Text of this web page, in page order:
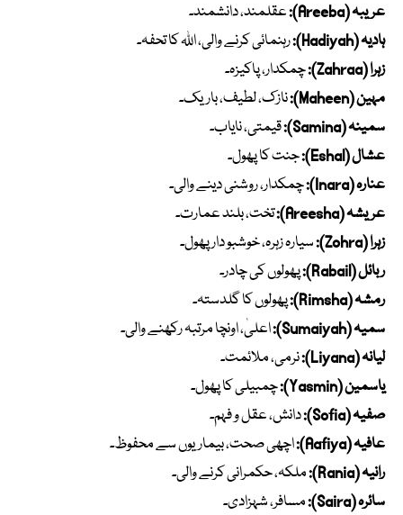
عریبہ (Areeba):
عقلمند، دانشمند۔
ہادیہ (Hadiyah):
رہنمائی کرنے والی، اللہ کا تحفہ۔
زہرا (Zahraa):
چمکدار، پاکیزہ۔
مہین (Maheen):
نازک، لطیف، باریک۔
سمینہ (Samina):
قیمتی، نایاب۔
عشال (Eshal):
جنت کا پھول۔
عنارہ (Inara):
چمکدار، روشنی دینے والی۔
عریشہ (Areesha):
تخت، بلند عمارت۔
زہرا (Zohra):
سیارہ زہرہ، خوشبو دار پھول۔
ربائل (Rabail):
پھولوں کی چادر۔
رمشہ (Rimsha):
پھولوں کا گلدستہ۔
سمیہ (Sumaiyah):
اعلیٰ، اونچا مرتبہ رکھنے والی۔
لیانہ (Liyana):
نرمی، ملائمت۔
یاسمین (Yasmin):
چمبیلی کا پھول۔
صفیہ (Sofia):
دانش، عقل و فہم۔
عافیہ (Aafiya):
اچھی صحت، بیماریوں سے محفوظ۔
رانیہ (Rania):
ملکہ، حکمرانی کرنے والی۔
سائرہ (Saira):
مسافر، شہزادی۔